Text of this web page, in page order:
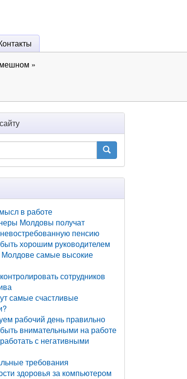
»
в работе
Молдовы получат
пенсию
хорошим руководителем
Молдове самые высокие
сотрудников
самые счастливые
рабочий день правильно
внимательными на работе
с негативными
требования
здоровья за компьютером